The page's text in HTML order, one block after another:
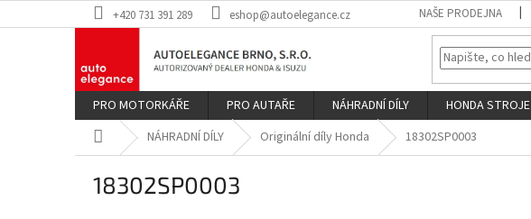
na
+420 731 391 289 eshop@autoelegance.cz NAŠE PRODEJNA
PRO MOTORKÁŘE PRO AUTAŘE NÁHRADNÍ DÍLY HONDA STROJE
Domů NÁHRADNÍ DÍLY Originální díly Honda 18302SP0003
18302SP0003